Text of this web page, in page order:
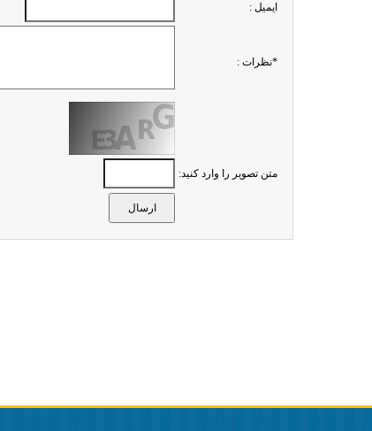
ايميل :
*نظرات :
متن تصویر را وارد کنید: